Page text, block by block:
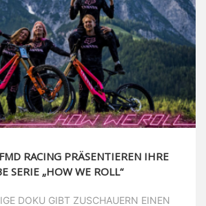
RACING PRÄSENTIEREN IHRE
SERIE „HOW WE ROLL“
DOKU GIBT ZUSCHAUERN EINEN